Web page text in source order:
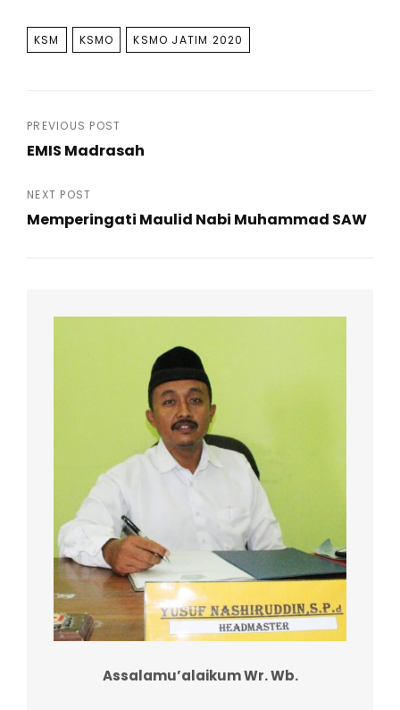
TAGS
KSM KSMO KSMO JATIM 2020
Post
PREVIOUS POST
EMIS Madrasah
Post
NEXT POST
Memperingati Maulid Nabi Muhammad SAW
Assalamu’alaikum Wr. Wb.